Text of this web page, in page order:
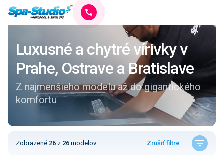
Luxusné a chytré vírivky v
Prahe, Ostrave a Bratislave
Z najmenšieho modelu až do gigantického
komfortu
Zobrazené 26 z 26 modelov Zrušiť filtre